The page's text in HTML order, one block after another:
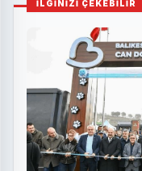
İLGİNİZİ ÇEKEBİLİR